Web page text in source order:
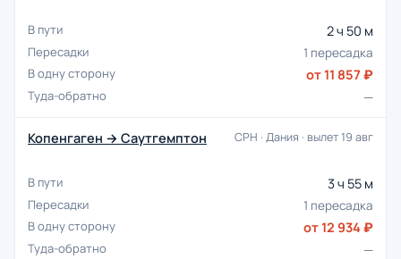
2 ч 50 м
1 пересадка
от 11 857 ₽
—
Копенгаген → Саутгемптон CPH · Дания · вылет 19 авг
3 ч 55 м
1 пересадка
от 12 934 ₽
—